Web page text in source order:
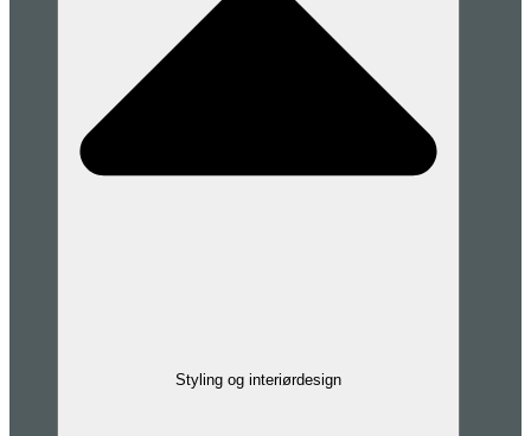
Styling og interiørdesign